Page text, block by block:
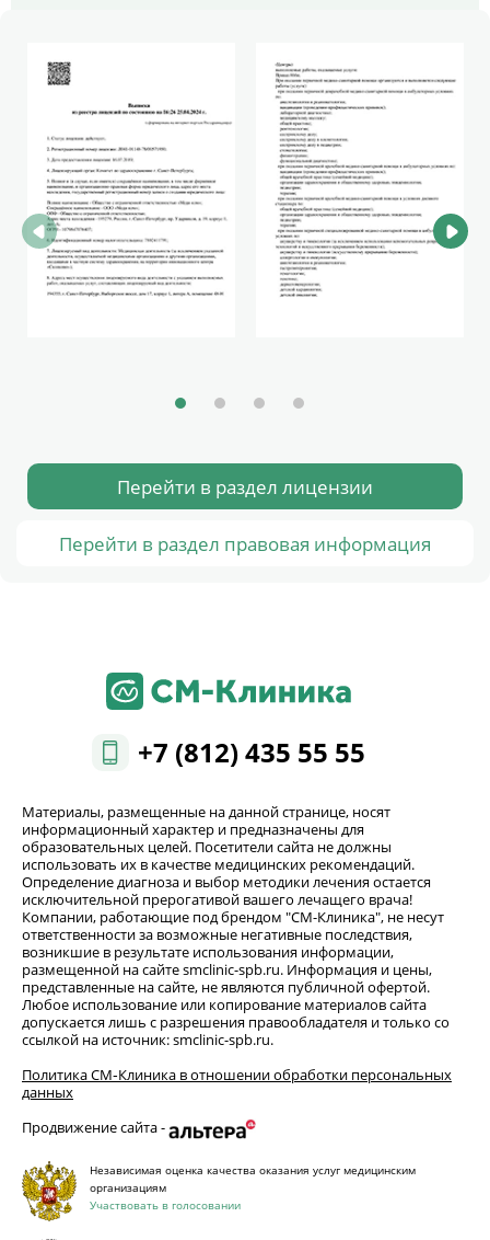
Перейти в раздел лицензии
Перейти в раздел правовая информация
+7 (812) 435 55 55
Материалы, размещенные на данной странице, носят
информационный характер и предназначены для
образовательных целей. Посетители сайта не должны
использовать их в качестве медицинских рекомендаций.
Определение диагноза и выбор методики лечения остается
исключительной прерогативой вашего лечащего врача!
Компании, работающие под брендом "СМ-Клиника", не несут
ответственности за возможные негативные последствия,
возникшие в результате использования информации,
размещенной на сайте smclinic-spb.ru. Информация и цены,
представленные на сайте, не являются публичной офертой.
Любое использование или копирование материалов сайта
допускается лишь с разрешения правообладателя и только со
ссылкой на источник: smclinic-spb.ru.
Политика СМ‑Клиника в отношении обработки персональных
данных
Продвижение сайта -
Независимая оценка качества оказания услуг медицинским
организациям
Участвовать в голосовании